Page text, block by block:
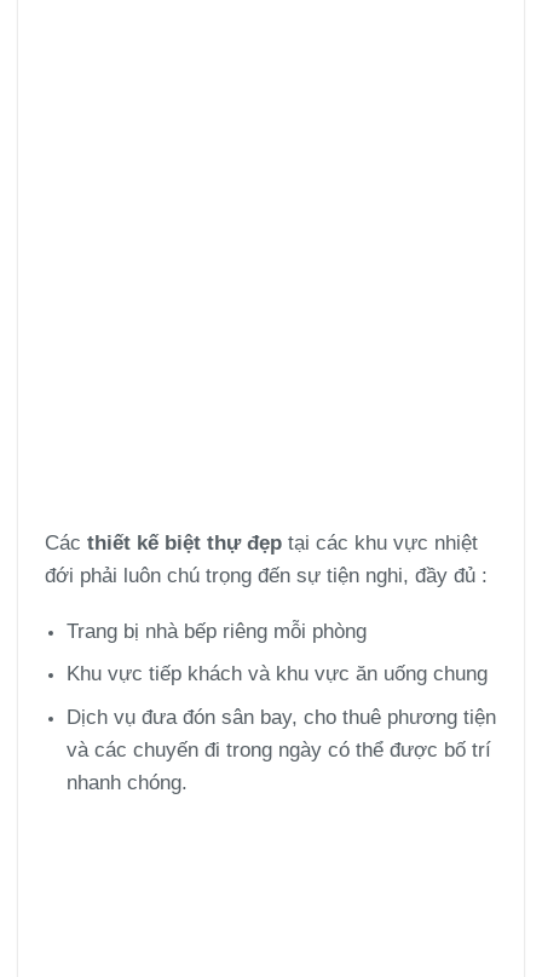
Các thiết kế biệt thự đẹptại các khu vực nhiệt
đới phải luôn chú trọng đến sự tiện nghi, đầy đủ :
Trang bị nhà bếp riêng mỗi phòng
Khu vực tiếp khách và khu vực ăn uống chung
Dịch vụ đưa đón sân bay, cho thuê phương tiện
và các chuyến đi trong ngày có thể được bố trí
nhanh chóng.